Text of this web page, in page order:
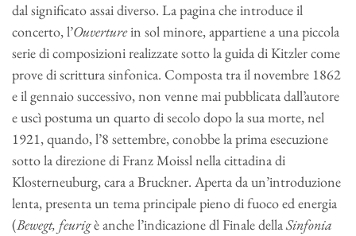
dal significato assai diverso. La pagina che introduce il
concerto, l’Ouverturein sol minore, appartiene a una piccola
serie di composizioni realizzate sotto la guida di Kitzler come
prove di scrittura sinfonica. Composta tra il novembre 1862
e il gennaio successivo, non venne mai pubblicata dall’autore
e uscì postuma un quarto di secolo dopo la sua morte, nel
1921, quando, l’8 settembre, conobbe la prima esecuzione
sotto la direzione di Franz Moissl nella cittadina di
Klosterneuburg, cara a Bruckner. Aperta da un’introduzione
lenta, presenta un tema principale pieno di fuoco ed energia
(Bewegt, feurigè anche l’indicazione dl Finale dellaSinfonia